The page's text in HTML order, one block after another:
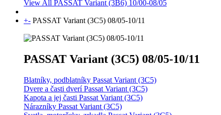
View All PASSAT Variant (3B6) 10/00-08/05
+- PASSAT Variant (3C5) 08/05-10/11
PASSAT Variant (3C5) 08/05-10/11
Blatníky, podblatníky Passat Variant (3C5)
Dvere a časti dverí Passat Variant (3C5)
Kapota a jej časti Passat Variant (3C5)
Nárazníky Passat Variant (3C5)